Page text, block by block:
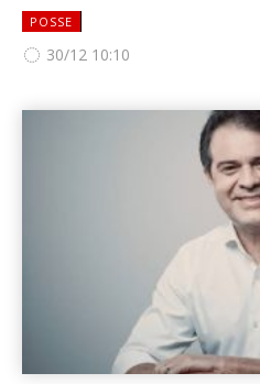
POSSE
30/12 10:10